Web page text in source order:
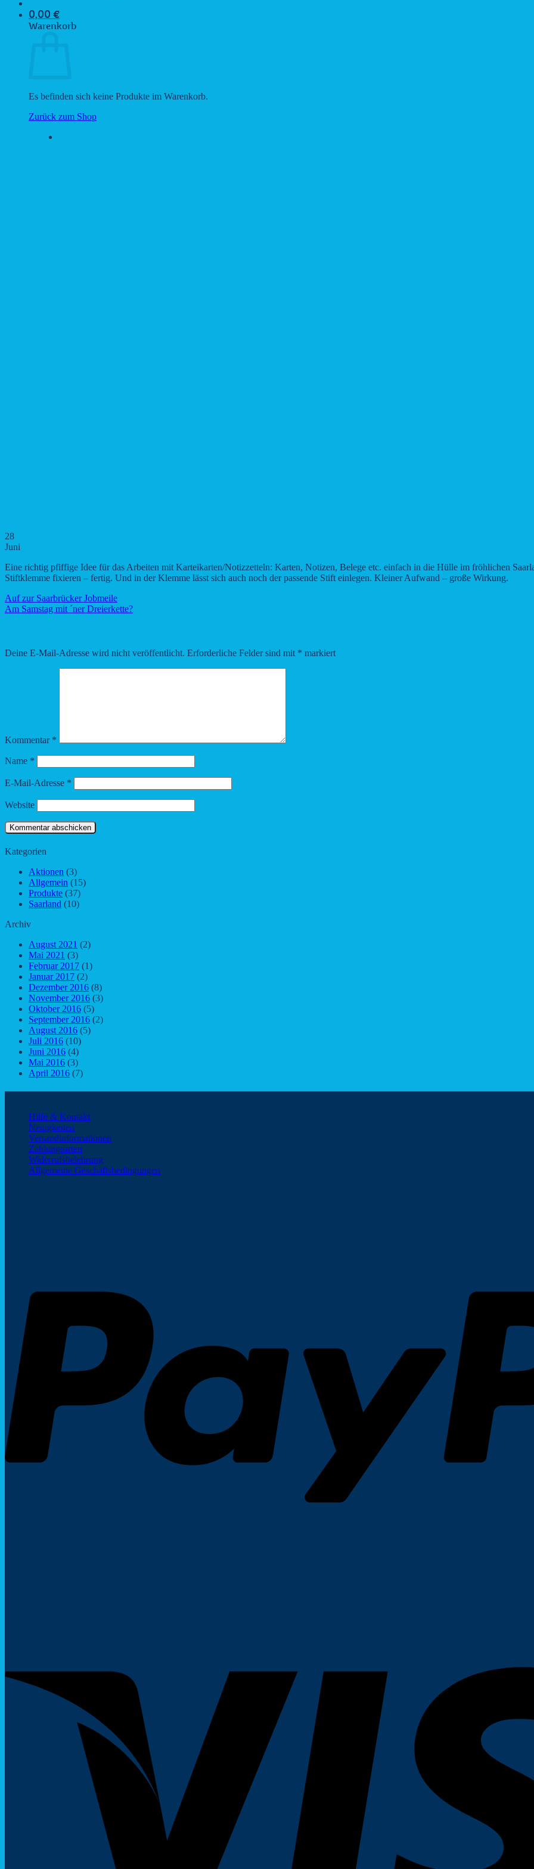
0,00 €
Warenkorb
Es befinden sich keine Produkte im Warenkorb.
Zurück zum Shop
28
Juni
Eine richtig pfiffige Idee für das Arbeiten mit Karteikarten/Notizzetteln: Karten, Notizen, Belege etc. einfach in die Hülle im fröhlichen
Stiftklemme fixieren – fertig. Und in der Klemme lässt sich auch noch der passende Stift einlegen. Kleiner Aufwand – große Wirkung.
Auf zur Saarbrücker Jobmeile
Am Samstag mit ´ner Dreierkette?
Deine E-Mail-Adresse wird nicht veröffentlicht. Erforderliche Felder sind mit * markiert
Kommentar *
Name *
E-Mail-Adresse *
Website
Kategorien
Aktionen (3)
Allgemein (15)
Produkte (37)
Saarland (10)
Archiv
August 2021 (2)
Mai 2021 (3)
Februar 2017 (1)
Januar 2017 (2)
Dezember 2016 (8)
November 2016 (3)
Oktober 2016 (5)
September 2016 (2)
August 2016 (5)
Juli 2016 (10)
Juni 2016 (4)
Mai 2016 (3)
April 2016 (7)
Hilfe & Kontakt
Neuigkeiten
Versandinformationen
Zahlungsarten
Widerrufsbelehrung
Allgemeine Geschäftsbedingungen